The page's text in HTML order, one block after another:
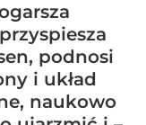
podnosi
i układ
naukowo